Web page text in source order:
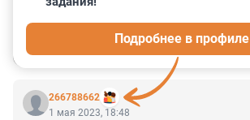
266788662
Подробнее в профиле
1 мая 2023, 18:48